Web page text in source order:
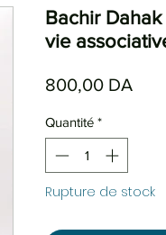
Bachir
vie
800,00 DA
Quantité *
Rupture de stock